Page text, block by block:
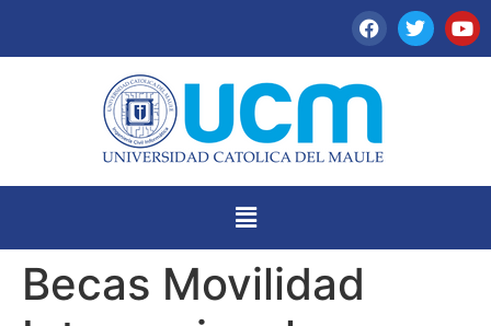
Becas Movilidad